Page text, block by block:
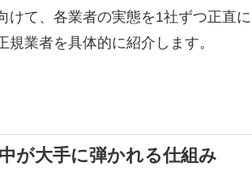
けて、各業者の実態を1社ずつ正直
業者を具体的に紹介します。
が大手に弾かれる仕組み